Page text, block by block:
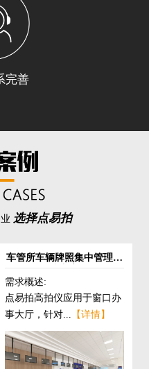
完善
选择点易拍
车管所车辆牌照集中管理解
需求概述:
点易拍高拍仪应用于窗口办
事大厅，针对... 【详情】